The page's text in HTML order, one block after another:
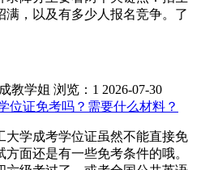
满，以及有多少人报名竞争。了
教学姐 浏览：1 2026-07-30
位证免考吗？需要什么材料？
学成考学位证虽然不能直接免
面还是有一些免考条件的哦。